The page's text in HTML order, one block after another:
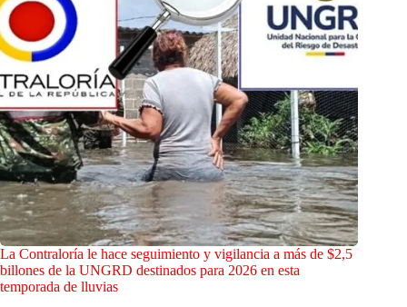
La Contraloría le hace seguimiento y vigilancia a más de $2,5
billones de la UNGRD destinados para 2026 en esta
temporada de lluvias